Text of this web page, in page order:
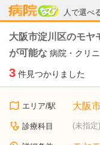
人で選べ
病院なび
大阪市淀川区のモヤ
が可能な 病院・クリ
3 件見つかりました
エリア/駅 大阪
診療科目 (未指定)